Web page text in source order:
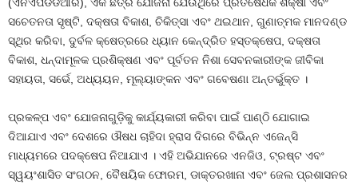
ସଚେତନତା ସୃଷ୍ଟି, ଦକ୍ଷତା ବିକାଶ, ଚିକିତ୍ସା ଏବଂ ଥଇଥାନ, ଗୁଣାତ୍ମକ ମାନଦଣ୍ଡ
ସ୍ଥିର କରିବା, ଦୁର୍ବଳ କ୍ଷେତ୍ରରେ ଧ୍ୟାନ କେନ୍ଦ୍ରିତ ହସ୍ତକ୍ଷେପ, ଦକ୍ଷତା
ବିକାଶ, ଧନ୍ଦାମୂଳକ ପ୍ରଶିକ୍ଷଣ ଏବଂ ପୂର୍ବତନ ନିଶା ସେବନକାରୀଙ୍କ ଜୀବିକା
ସହାୟତା, ସର୍ଭେ, ଅଧ୍ୟୟନ, ମୂଲ୍ୟାଙ୍କନ ଏବଂ ଗବେଷଣା ଅନ୍ତର୍ଭୁକ୍ତ ।
ପ୍ରକଳ୍ପ ଏବଂ ଯୋଜନାଗୁଡ଼ିକୁ କାର୍ଯ୍ୟକାରୀ କରିବା ପାଇଁ ପାଣ୍ଠି ଯୋଗାଇ
ଦିଆଯାଏ ଏବଂ ଦେଶରେ ଔଷଧ ଚାହିଦା ହ୍ରାସ ଦିଗରେ ବିଭିନ୍ନ ଏଜେନ୍ସି
ମାଧ୍ୟମରେ ପଦକ୍ଷେପ ନିଆଯାଏ । ଏହି ଅଭିଯାନରେ ଏନଜିଓ, ଟ୍ରଷ୍ଟ ଏବଂ
ସ୍ୱୟଂଶାସିତ ସଂଗଠନ, ବୈଷୟିକ ଫୋରମ, ଡାକ୍ତରଖାନା ଏବଂ ଜେଲ ପ୍ରଶାସନର